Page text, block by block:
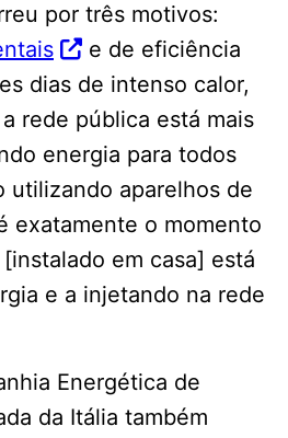
por três motivos:
e de eficiência
dias de intenso calor,
rede pública está mais
energia para todos
utilizando aparelhos de
exatamente o momento
em casa] está
e a injetando na rede
Energética de
da Itália também